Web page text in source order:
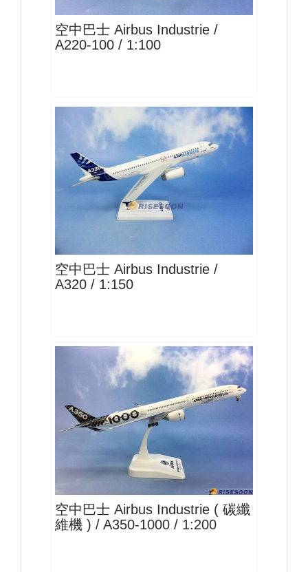
空中巴士 Airbus Industrie /
A220-100 / 1:100
AIB15A320P04
空中巴士 Airbus Industrie /
A320 / 1:150
空中巴士 Airbus Industrie ( 碳纖
維機 ) / A350-1000 / 1:200